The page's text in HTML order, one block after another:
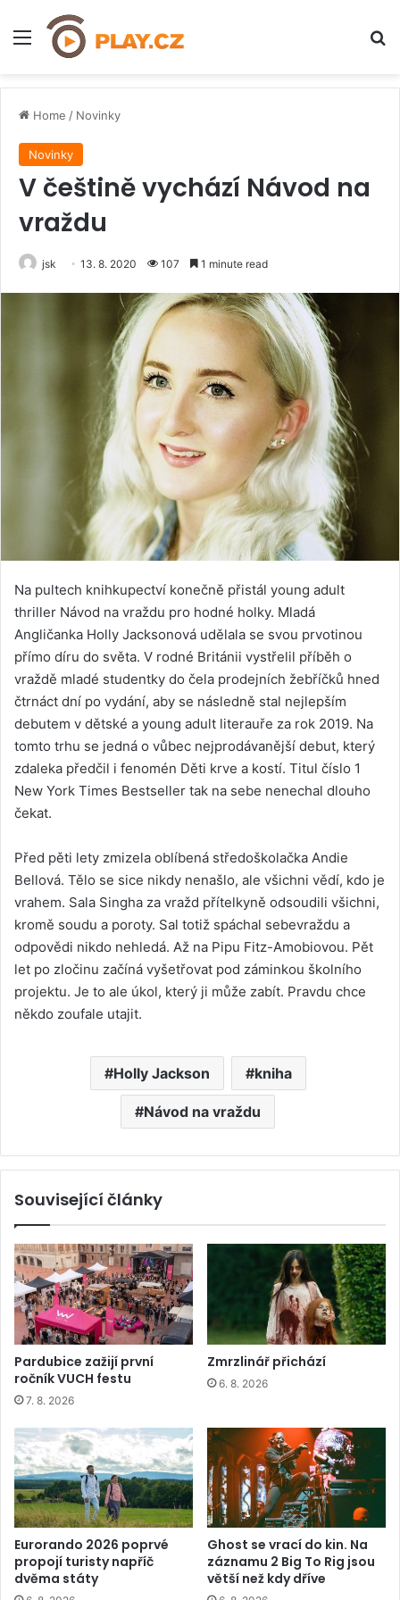
Menu
Home / Novinky
Novinky
V češtině vychází Návod na
vraždu
jsk 13. 8. 2020 107 1 minute read
Na pultech knihkupectví konečně přistál young adult
thriller Návod na vraždu pro hodné holky. Mladá
Angličanka Holly Jacksonová udělala se svou prvotinou
přímo díru do světa. V rodné Británii vystřelil příběh o
vraždě mladé studentky do čela prodejních žebříčků hned
čtrnáct dní po vydání, aby se následně stal nejlepším
debutem v dětské a young adult literauře za rok 2019. Na
tomto trhu se jedná o vůbec nejprodávanější debut, který
zdaleka předčil i fenomén Děti krve a kostí. Titul číslo 1
New York Times Bestseller tak na sebe nenechal dlouho
čekat.
Před pěti lety zmizela oblíbená středoškolačka Andie
Bellová. Tělo se sice nikdy nenašlo, ale všichni vědí, kdo je
vrahem. Sala Singha za vražd přítelkyně odsoudili všichni,
kromě soudu a poroty. Sal totiž spáchal sebevraždu a
odpovědi nikdo nehledá. Až na Pipu Fitz-Amobiovou. Pět
let po zločinu začíná vyšetřovat pod záminkou školního
projektu. Je to ale úkol, který ji může zabít. Pravdu chce
někdo zoufale utajit.
Holly Jackson kniha
Návod na vraždu
Související články
Pardubice zažijí první
ročník VUCH festu
7. 8. 2026
Zmrzlinář přichází
6. 8. 2026
Eurorando 2026 poprvé
propojí turisty napříč
dvěma státy
Ghost se vrací do kin. Na
záznamu 2 Big To Rig jsou
větší než kdy dříve